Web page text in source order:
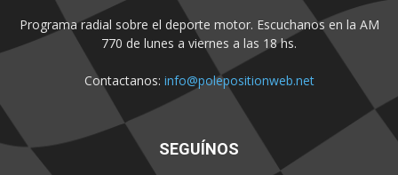
Programa radial sobre el deporte motor. Escuchanos en la AM
770 de lunes a viernes a las 18 hs.
Contactanos: info@polepositionweb.net
SEGUÍNOS